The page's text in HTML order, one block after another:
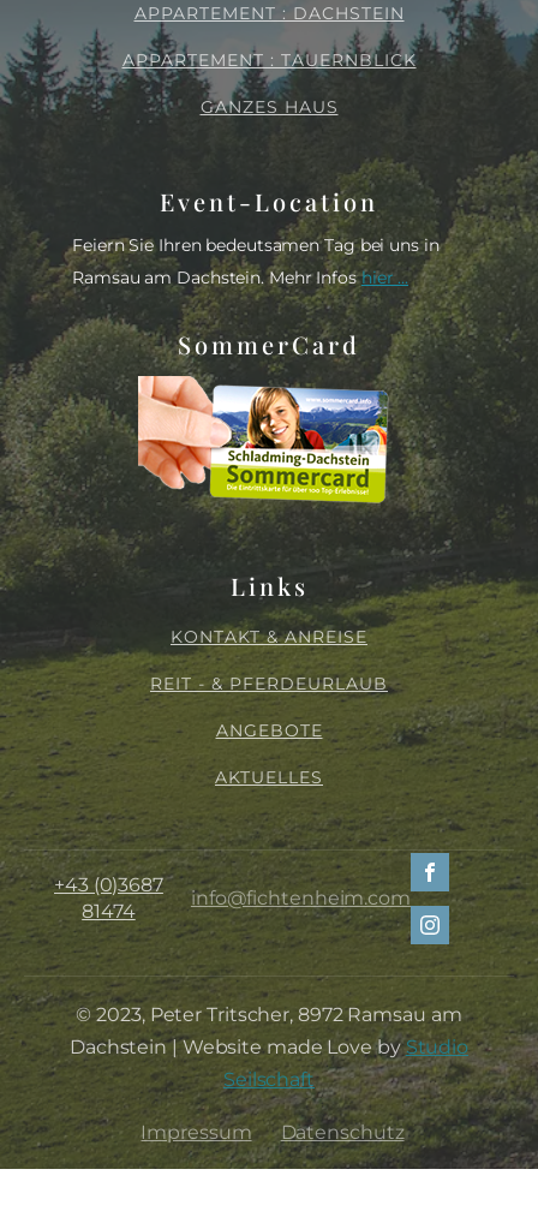
APPARTEMENT : DACHSTEIN
APPARTEMENT : TAUERNBLICK
GANZES HAUS
Event-Location
Feiern Sie Ihren bedeutsamen Tag bei uns in
Ramsau am Dachstein. Mehr Infoshier ...
SommerCard
Links
KONTAKT & ANREISE
REIT - & PFERDEURLAUB
ANGEBOTE
AKTUELLES
+43 (0)3687
81474
info@fichtenheim.com
© 2023, Peter Tritscher, 8972 Ramsau am
Dachstein | Website made Love byStudio
Seilschaft
Impressum Datenschutz